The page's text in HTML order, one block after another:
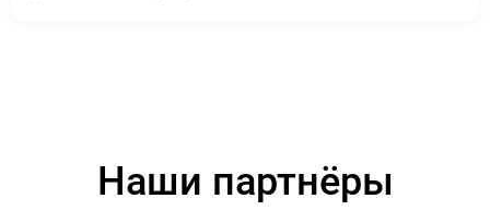
Наши партнёры